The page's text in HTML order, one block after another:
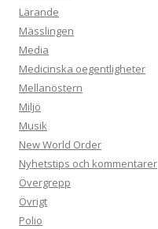
Lärande
Mässlingen
Media
Medicinska oegentligheter
Mellanöstern
Miljö
Musik
New World Order
Nyhetstips och kommentarer
Övergrepp
Övrigt
Polio